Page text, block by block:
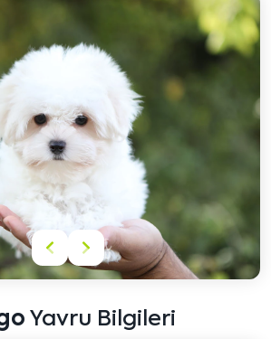
Önceki
içeriği
Sonraki
içeriği
Yavru Bilgileri